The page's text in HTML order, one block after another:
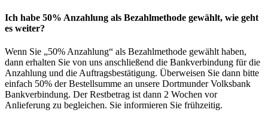
Ich habe 50% Anzahlung als Bezahlmethode gewählt, wie geht
es weiter?
Wenn Sie „50% Anzahlung“ als Bezahlmethode gewählt haben,
dann erhalten Sie von uns anschließend die Bankverbindung für die
Anzahlung und die Auftragsbestätigung. Überweisen Sie dann bitte
einfach 50% der Bestellsumme an unsere Dortmunder Volksbank
Bankverbindung. Der Restbetrag ist dann 2 Wochen vor
Anlieferung zu begleichen. Sie informieren Sie frühzeitig.